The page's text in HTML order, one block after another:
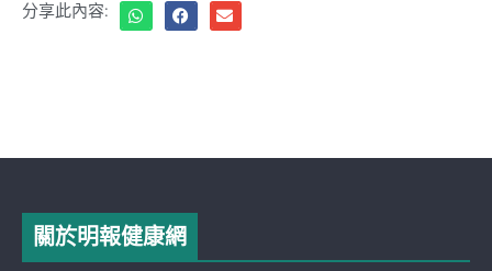
分享此內容:
關於明報健康網